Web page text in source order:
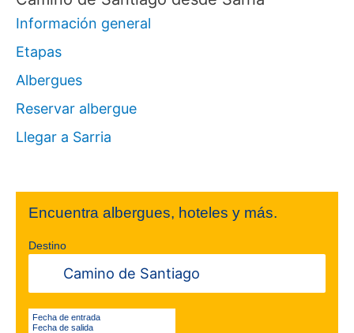
Información general
Etapas
Albergues
Reservar albergue
Llegar a Sarria
Encuentra albergues, hoteles y más.
Destino
Fecha de entrada
Fecha de salida